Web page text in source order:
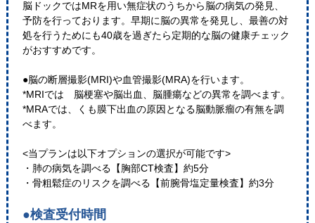
脳ドックではMRを用い無症状のうちから脳の病気の発見、
予防を行っております。早期に脳の異常を発見し、最善の対
処を行うためにも40歳を過ぎたら定期的な脳の健康チェック
がおすすめです。
●脳の断層撮影(MRI)や血管撮影(MRA)を行います。
*MRIでは 脳梗塞や脳出血、脳腫瘍などの異常を調べます。
*MRAでは、くも膜下出血の原因となる脳動脈瘤の有無を調
べます。
<当プランは以下オプションの選択が可能です​>
・​肺の病気を調べる【胸部CT検査】約5分
​・骨粗鬆症のリスクを調べる【前腕骨塩定量検査】約3分
●検査受付時間